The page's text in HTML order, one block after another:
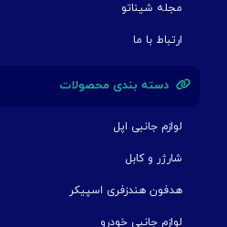
مجله شیناتو
ارتباط با ما
دسته بندی محصولات
لوازم جانبی اپل
شارژر و کابل
هدفون هندزفری اسپیکر
لوازم جانبی خودرو